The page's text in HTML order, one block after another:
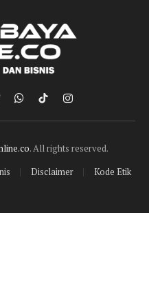
WhatsApp
TikTokInstagram
. All rights reserved.
Disclaimer Kode Etik